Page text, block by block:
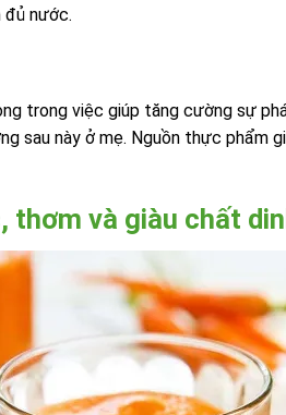
nước.
trong việc giúp tăng cường sự
sau này ở mẹ. Nguồn thực phẩm
thơm và giàu chất